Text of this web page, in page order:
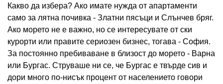
Какво да избера? Ако имате нужда от апартаменти
само за лятна почивка - Златни пясъци и Слънчев бряг.
Ако морето не е важно, но се интересувате от ски
курорти или правите сериозен бизнес, тогава - София.
За постоянно пребиваване в близост до морето - Варна
или Бургас. Струваше ни се, че Бургас е твърде сив и
дори много по-нисък процент от населението говори